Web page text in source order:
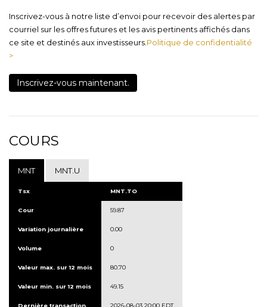
Inscrivez-vous à notre liste d’envoi pour recevoir des alertes par
courriel sur les offres futures et les avis pertinents affichés dans
ce site et destinés aux investisseurs. Politique de confidentialité
>
Inscrivez-vous maintenant.
COURS
MNT MNT.U
Tsx MNT.TO
Cour 59.87
Variation journalière 0.00
Volume 0
Valeur max. sur 12 mois 80.70
Valeur min. sur 12 mois 49.15
Dernière transaction 2026-08-03 20:00 EDT